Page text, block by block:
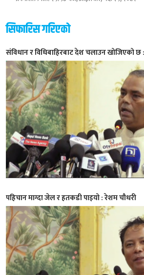
सिफारिस गरिएको
संविधान र विधिबाहिरबाट देश चलाउन खोजिएको छ
पहिचान माग्दा जेल र हतकडी पाइयो : रेशम चौधरी